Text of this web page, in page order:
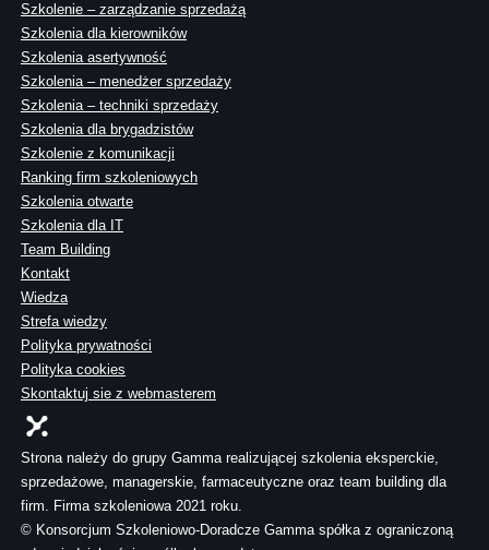
Szkolenie – zarządzanie sprzedażą
Szkolenia dla kierowników
Szkolenia asertywność
Szkolenia – menedżer sprzedaży
Szkolenia – techniki sprzedaży
Szkolenia dla brygadzistów
Szkolenie z komunikacji
Ranking firm szkoleniowych
Szkolenia otwarte
Szkolenia dla IT
Team Building
Kontakt
Wiedza
Strefa wiedzy
Polityka prywatności
Polityka cookies
Skontaktuj sie z webmasterem
Strona należy do grupy Gamma realizującej szkolenia eksperckie,
sprzedażowe, managerskie, farmaceutyczne oraz team building dla
firm. Firma szkoleniowa 2021 roku.
© Konsorcjum Szkoleniowo-Doradcze Gamma spółka z ograniczoną